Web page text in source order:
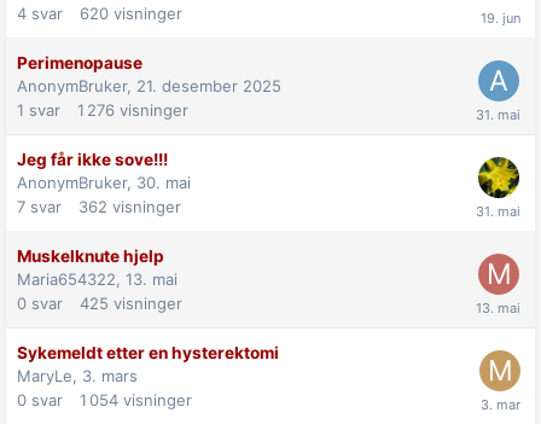
4 svar 620 visninger
Perimenopause
AnonymBruker, 21. desember 2025
1 svar 1 276 visninger
Jeg får ikke sove!!!
AnonymBruker, 30. mai
7 svar 362 visninger
Muskelknute hjelp
Maria654322, 13. mai
0 svar 425 visninger
Sykemeldt etter en hysterektomi
MaryLe, 3. mars
0 svar 1 054 visninger